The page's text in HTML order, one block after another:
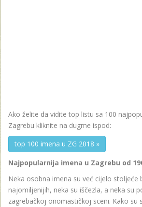
Ako želite da vidite top listu sa 100
Zagrebu kliknite na dugme ispod:
top 100 imena u ZG 2018 »
Najpopularnija imena u Zagrebu od
Neka osobna imena su već cijelo stoljeće
najomiljenijih, neka su iščezla, a neka su
zagrebačkoj onomastičkoj sceni. Kako su